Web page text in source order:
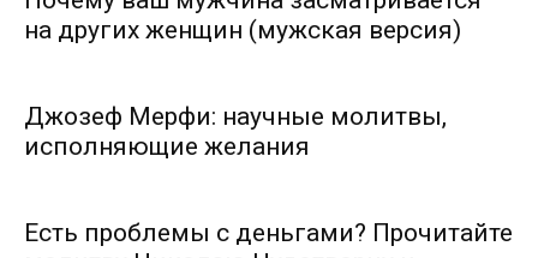
на других женщин (мужская версия)
Джозеф Мерфи: научные молитвы,
исполняющие желания
Есть проблемы с деньгами? Прочитайте